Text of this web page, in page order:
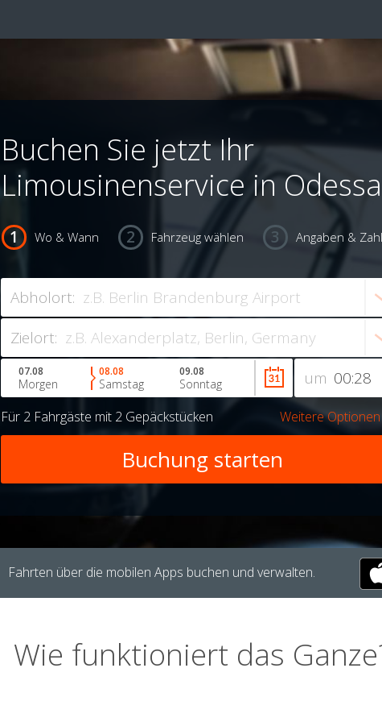
Buchen Sie jetzt Ihr
Limousinenservice in Odessa
Wo & Wann Fahrzeug wählen Angaben &
Abholort:
Zielort:
um
07.08
Morgen
08.08
Samstag
09.08
Sonntag
Für 2 Fahrgäste mit 2 Gepäckstücken Weitere Optionen
Fahrten über die mobilen Apps buchen und verwalten.
Wie funktioniert das